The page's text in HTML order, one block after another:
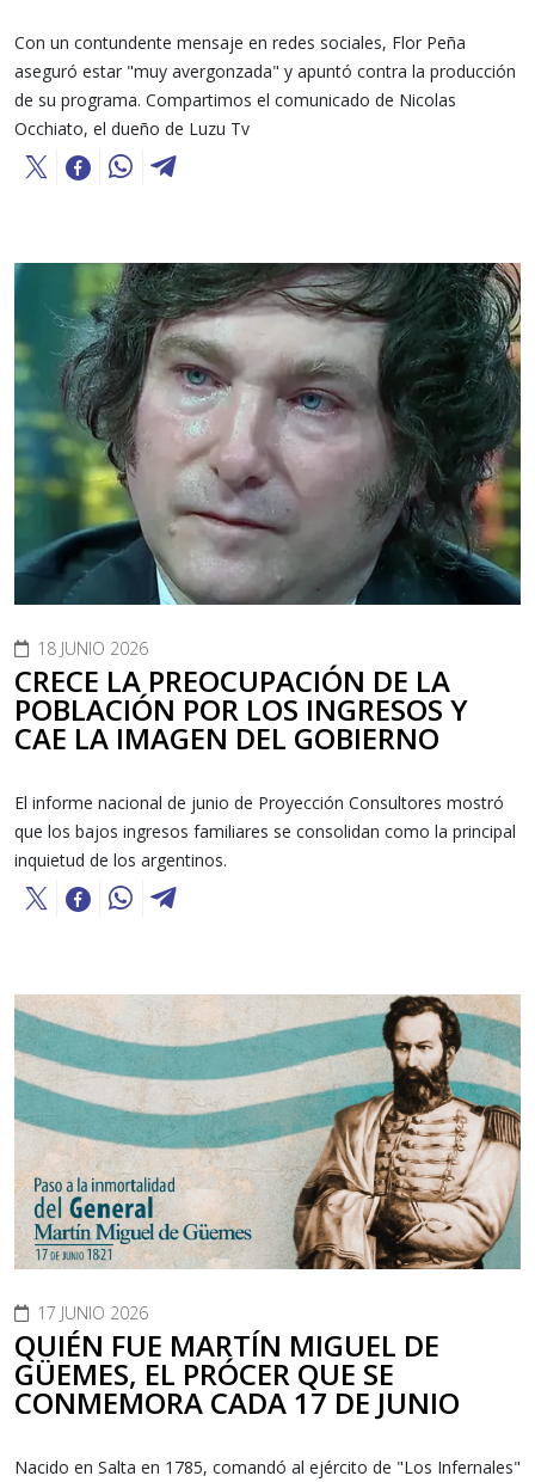
Con un contundente mensaje en redes sociales, Flor Peña
aseguró estar "muy avergonzada" y apuntó contra la producción
de su programa. Compartimos el comunicado de Nicolas
Occhiato, el dueño de Luzu Tv
18 JUNIO 2026
CRECE LA PREOCUPACIÓN DE LA
POBLACIÓN POR LOS INGRESOS Y
CAE LA IMAGEN DEL GOBIERNO
El informe nacional de junio de Proyección Consultores mostró
que los bajos ingresos familiares se consolidan como la principal
inquietud de los argentinos.
17 JUNIO 2026
QUIÉN FUE MARTÍN MIGUEL DE
GÜEMES, EL PRÓCER QUE SE
CONMEMORA CADA 17 DE JUNIO
Nacido en Salta en 1785, comandó al ejército de "Los Infernales"